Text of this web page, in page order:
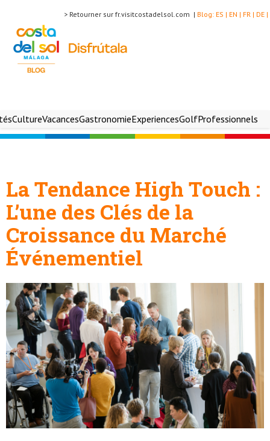
DE |
FR |
EN |
ES |
Blog:
> Retourner sur fr.visitcostadelsol.com |
CultureVacancesGastronomieExperiencesGolfProfessionnels
La Tendance High Touch :
L’une des Clés de la
Croissance du Marché
Événementiel